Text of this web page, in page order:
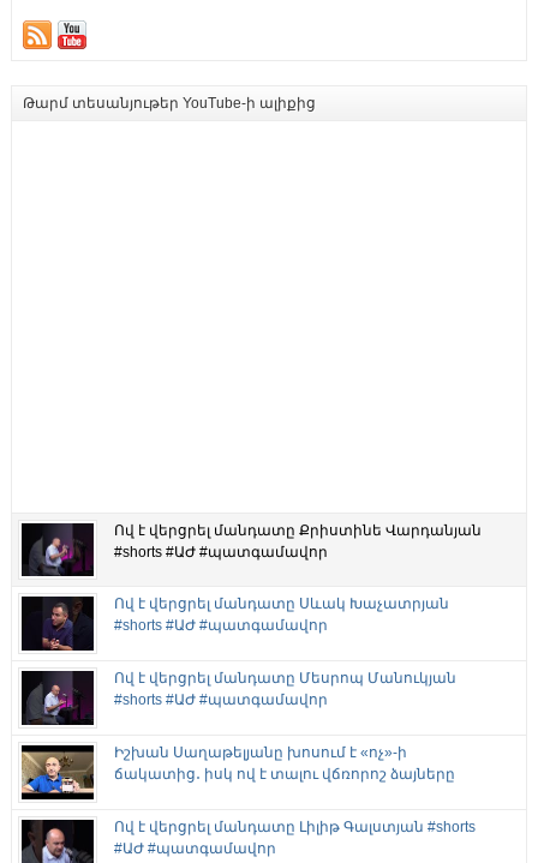
Թարմ տեսանյութեր YouTube-ի ալիքից
Ով է վերցրել մանդատը Քրիստինե Վարդանյան
#shorts #ԱԺ #պատգամավոր
Ով է վերցրել մանդատը Սևակ Խաչատրյան
#shorts #ԱԺ #պատգամավոր
Ով է վերցրել մանդատը Մեսրոպ Մանուկյան
#shorts #ԱԺ #պատգամավոր
Իշխան Սաղաթելյանը խոսում է «ոչ»-ի
ճակատից․ իսկ ով է տալու վճռորոշ ձայները
Ով է վերցրել մանդատը Լիլիթ Գալստյան #shorts
#ԱԺ #պատգամավոր